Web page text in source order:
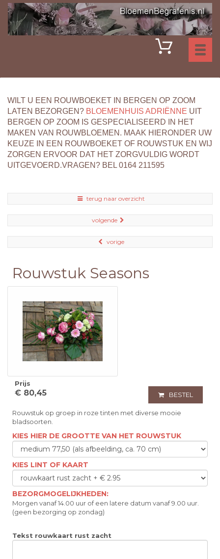
WILT U EEN ROUWBOEKET IN BERGEN OP ZOOM
LATEN BEZORGEN? BLOEMENHUIS ADRIËNNE UIT
BERGEN OP ZOOM IS GESPECIALISEERD IN HET
MAKEN VAN ROUWBLOEMEN. MAAK HIERONDER UW
KEUZE IN EEN ROUWBOEKET OF ROUWSTUK EN WIJ
ZORGEN ERVOOR DAT HET ZORGVULDIG WORDT
UITGEVOERD.VRAGEN? BEL 0164 211595
terug naar overzicht
volgende
vorige
Rouwstuk Seasons
Prijs
€ 80,45 BESTEL
Rouwstuk op groep in roze tinten met diverse mooie
bladsoorten.
KIES HIER DE GROOTTE VAN HET ROUWSTUK
KIES LINT OF KAART
BEZORGMOGELIJKHEDEN:
Morgen vanaf 14.00 uur of een latere datum vanaf 9.00 uur.
(geen bezorging op zondag)
Tekst rouwkaart rust zacht